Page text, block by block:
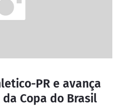
PR e avança
Copa do Brasil